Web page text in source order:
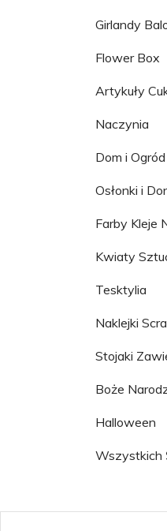
Girlandy
Flower Box
Artykuły
Naczynia
Dom i Ogród
Osłonki i
Farby Kleje
Kwiaty
Tesktylia
Naklejki
Stojaki
Boże
Halloween
Wszystkich